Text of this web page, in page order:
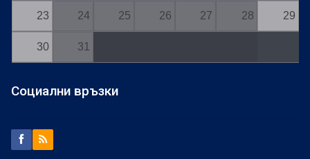
23 24 25 26 27 28 29
30 31
Социални връзки